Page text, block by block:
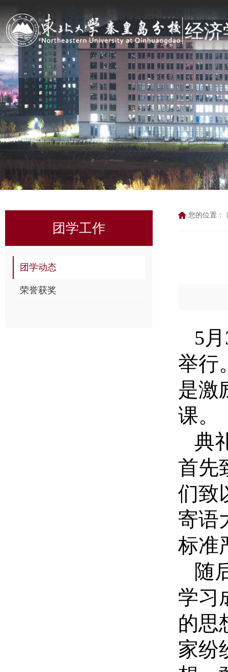
团学工作
团学动态
荣誉获奖
您的位置：
5
举行
是激
课。
典
首先
们致
寄语
标准
随
学习
的思
家纷